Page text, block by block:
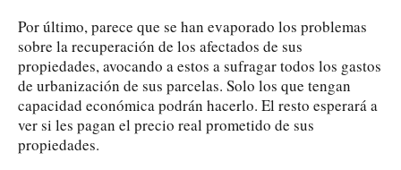
Por último, parece que se han evaporado los problemas
sobre la recuperación de los afectados de sus
propiedades, avocando a estos a sufragar todos los gastos
de urbanización de sus parcelas. Solo los que tengan
capacidad económica podrán hacerlo. El resto esperará a
ver si les pagan el precio real prometido de sus
propiedades.